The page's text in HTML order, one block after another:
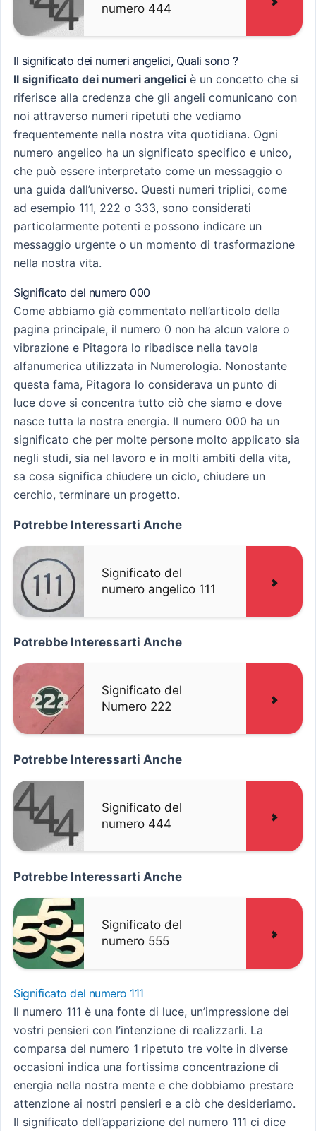
numero 444
Il significato dei numeri angelici, Quali sono ?
Il significato dei numeri angelici è un concetto che si
riferisce alla credenza che gli angeli comunicano con
noi attraverso numeri ripetuti che vediamo
frequentemente nella nostra vita quotidiana. Ogni
numero angelico ha un significato specifico e unico,
che può essere interpretato come un messaggio o
una guida dall’universo. Questi numeri triplici, come
ad esempio 111, 222 o 333, sono considerati
particolarmente potenti e possono indicare un
messaggio urgente o un momento di trasformazione
nella nostra vita.
Significato del numero 000
Come abbiamo già commentato nell’articolo della
pagina principale, il numero 0 non ha alcun valore o
vibrazione e Pitagora lo ribadisce nella tavola
alfanumerica utilizzata in Numerologia. Nonostante
questa fama, Pitagora lo considerava un punto di
luce dove si concentra tutto ciò che siamo e dove
nasce tutta la nostra energia. Il numero 000 ha un
significato che per molte persone molto applicato sia
negli studi, sia nel lavoro e in molti ambiti della vita,
sa cosa significa chiudere un ciclo, chiudere un
cerchio, terminare un progetto.
Potrebbe Interessarti Anche
Significato del
numero angelico 111
Potrebbe Interessarti Anche
Significato del
Numero 222
Potrebbe Interessarti Anche
Significato del
numero 444
Potrebbe Interessarti Anche
Significato del
numero 555
Significato del numero 111
Il numero 111 è una fonte di luce, un’impressione dei
vostri pensieri con l’intenzione di realizzarli. La
comparsa del numero 1 ripetuto tre volte in diverse
occasioni indica una fortissima concentrazione di
energia nella nostra mente e che dobbiamo prestare
attenzione ai nostri pensieri e a ciò che desideriamo.
Il significato dell’apparizione del numero 111 ci dice